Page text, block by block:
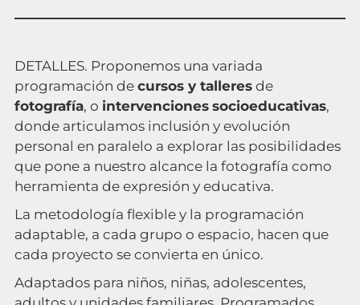
DETALLES. Proponemos una variada
programación de cursos y talleresde
fotografía, o intervenciones socioeducativas,
donde articulamos inclusión y evolución
personal en paralelo a explorar las posibilidades
que pone a nuestro alcance la fotografía como
herramienta de expresión y educativa.
La metodología flexible y la programación
adaptable, a cada grupo o espacio, hacen que
cada proyecto se convierta en único.
Adaptados para niños, niñas, adolescentes,